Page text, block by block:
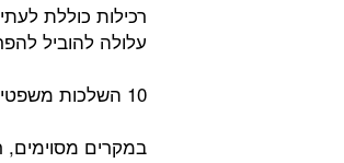
רכילות כוללת
עלולה להוביל
10 השלכות משפטיות:
במקרים מסוימים,